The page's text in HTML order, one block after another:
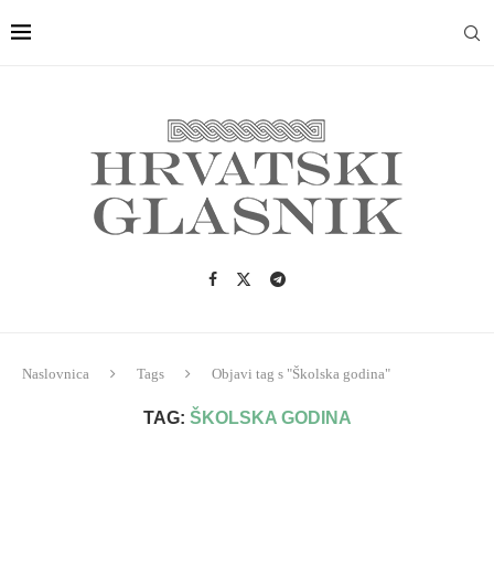
Naslovnica Tags Objavi tag s "Školska godina"
TAG: ŠKOLSKA GODINA